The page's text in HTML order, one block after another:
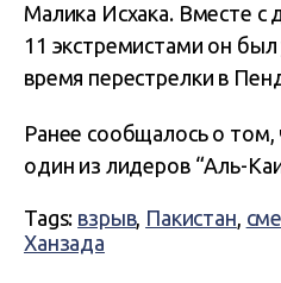
Малика Исхака. Вместе с
11 экстремистами он
время перестрелки в
Ранее сообщалось о том,
один из лидеров “Аль-
Tags: взрыв, Пакистан,
Ханзада